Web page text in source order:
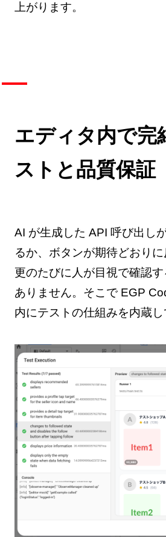
上がります。
エディタ内で完
ストと品質保証
AI が生成した API 呼び出し
るか、ボタンが期待どおり
更のたびに人が目視で確認
ありません。そこで EGP
内にテストの仕組みを内蔵し